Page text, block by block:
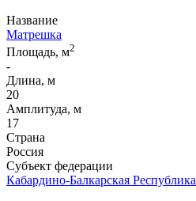
Название
Матрешка
Площадь, м2
-
Длина, м
20
Амплитуда, м
17
Страна
Россия
Субъект федерации
Кабардино-Балкарская Республика